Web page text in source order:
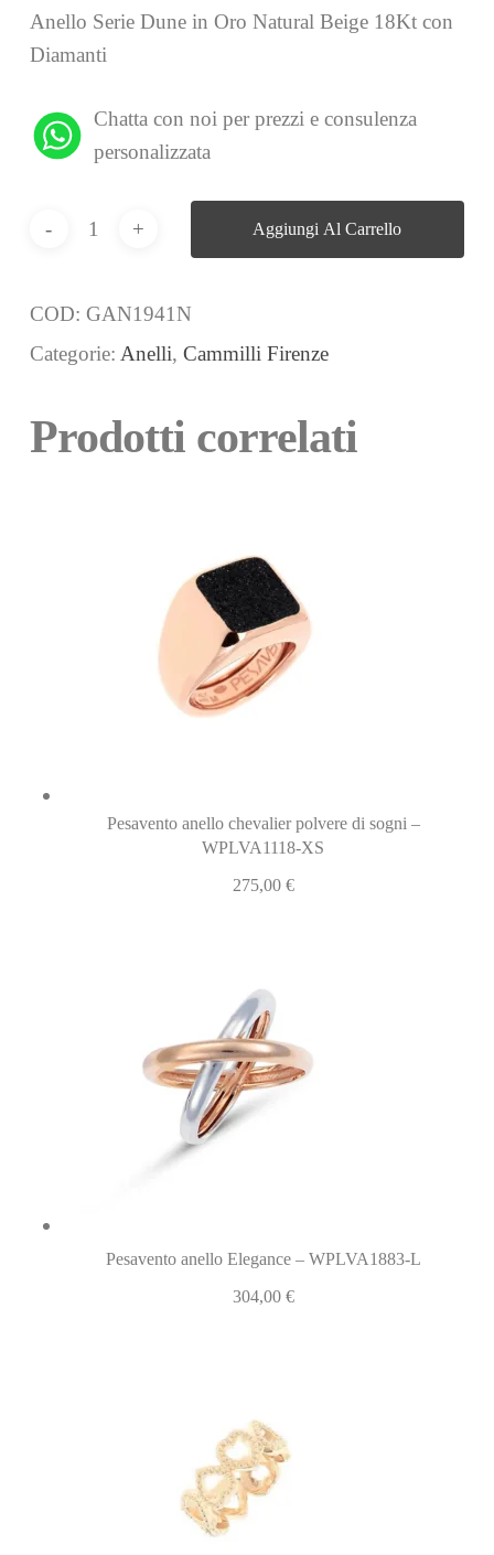
Anello Serie Dune in Oro Natural Beige 18Kt con
Diamanti
Chatta con noi per prezzi e consulenza
personalizzata
Aggiungi Al Carrello
COD: GAN1941N
Categorie: Anelli, Cammilli Firenze
Prodotti correlati
Pesavento anello chevalier polvere di sogni –
WPLVA1118-XS
275,00 €
Pesavento anello Elegance – WPLVA1883-L
304,00 €